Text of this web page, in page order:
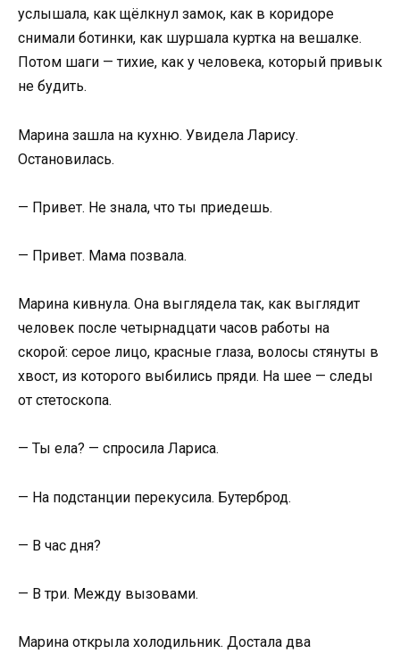
услышала, как щёлкнул замок, как в коридоре
снимали ботинки, как шуршала куртка на вешалке.
Потом шаги — тихие, как у человека, который привык
не будить.
Марина зашла на кухню. Увидела Ларису.
Остановилась.
— Привет. Не знала, что ты приедешь.
— Привет. Мама позвала.
Марина кивнула. Она выглядела так, как выглядит
человек после четырнадцати часов работы на
скорой: серое лицо, красные глаза, волосы стянуты в
хвост, из которого выбились пряди. На шее — следы
от стетоскопа.
— Ты ела? — спросила Лариса.
— На подстанции перекусила. Бутерброд.
— В час дня?
— В три. Между вызовами.
Марина открыла холодильник. Достала два